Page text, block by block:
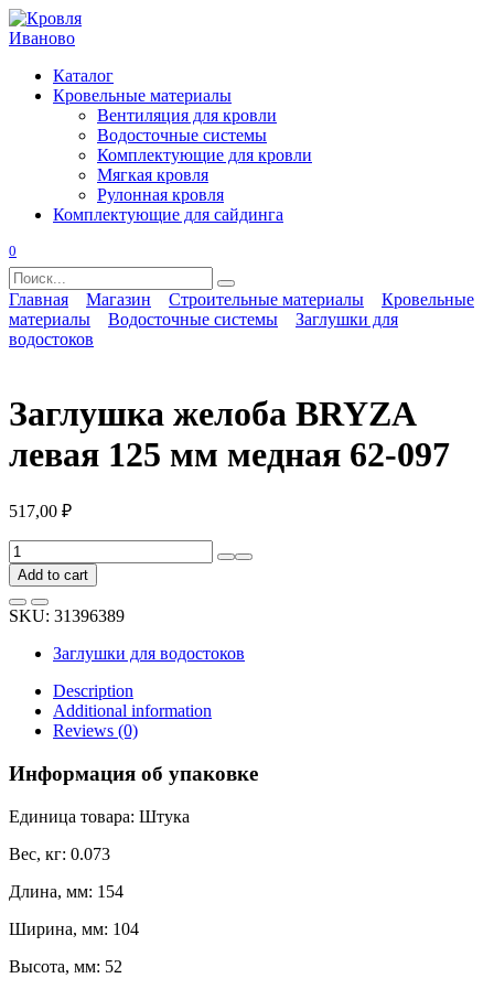
Перейти
к
Каталог
Кровельные материалы
Вентиляция для кровли
Водосточные системы
Комплектующие для кровли
Мягкая кровля
Рулонная кровля
Комплектующие для сайдинга
0
Search
for:
Главная Магазин Строительные материалы
Кровельные
материалы
Водосточные системы
Заглушки для
водостоков
Заглушка желоба BRYZA
левая 125 мм медная 62-097
517,00 ₽
Заглушка
желоба
BRYZA
левая
125
медная
quantity
Add to cart
SKU: 31396389
Заглушки для водостоков
Description
Additional information
Reviews (0)
Информация об упаковке
Единица товара: Штука
Вес, кг: 0.073
Длина, мм: 154
Ширина, мм: 104
Высота, мм: 52